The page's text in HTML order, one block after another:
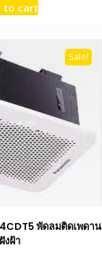
was:
to cart
Sale!
พัดลมติดเพดาน
ฝังฝ้า